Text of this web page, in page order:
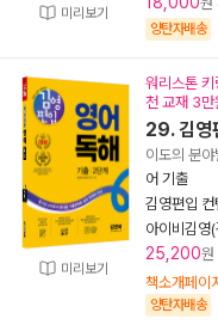
미리보기
양탄자배송
미리보기
워리스톤 키
천 교재 3만
29. 김영
이도의 분
어 기출
김영편입
아이비김영
25,200
책소개페이
양탄자배송